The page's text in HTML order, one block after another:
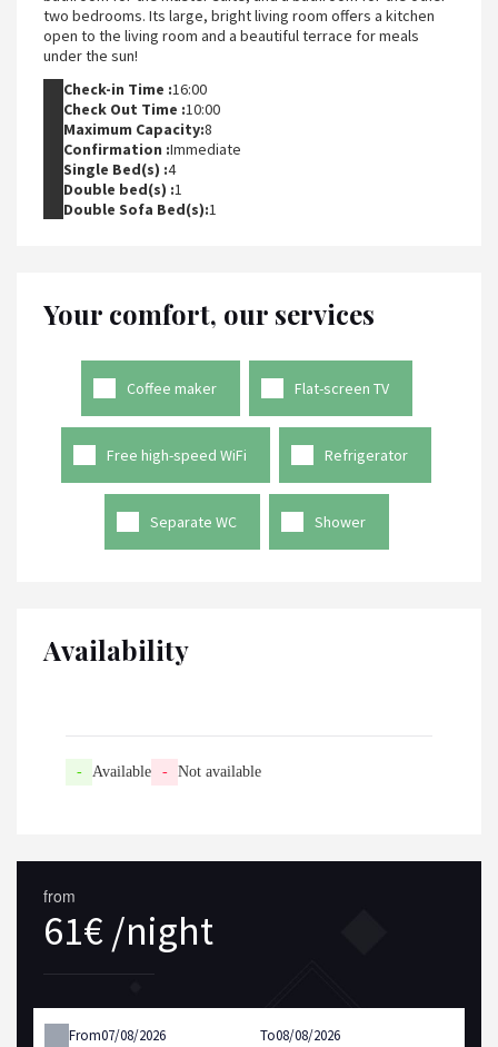
two bedrooms. Its large, bright living room offers a kitchen
open to the living room and a beautiful terrace for meals
under the sun!
Check-in Time :16:00
Check Out Time :10:00
Maximum Capacity:8
Confirmation :Immediate
Single Bed(s) :4
Double bed(s) :1
Double Sofa Bed(s):1
Your comfort, our services
Coffee maker Flat-screen TV
Free high-speed WiFi Refrigerator
Separate WC Shower
Availability
- Available - Not available
from
61€ /night
From To